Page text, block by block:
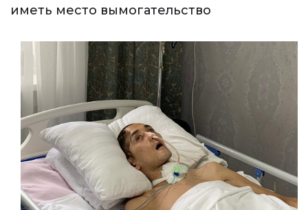
иметь место вымогательство